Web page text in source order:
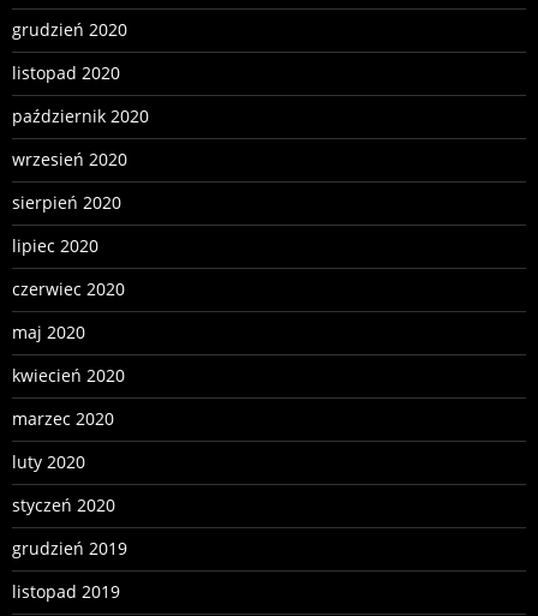
grudzień 2020
listopad 2020
październik 2020
wrzesień 2020
sierpień 2020
lipiec 2020
czerwiec 2020
maj 2020
kwiecień 2020
marzec 2020
luty 2020
styczeń 2020
grudzień 2019
listopad 2019